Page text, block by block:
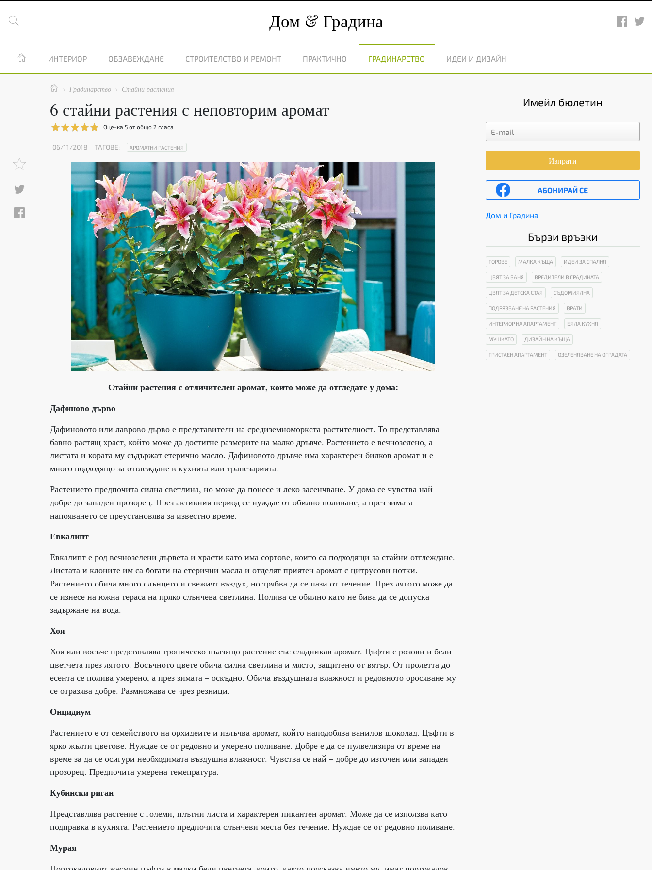
 Дом Градина
 ИНТЕРИОР ОБЗАВЕЖДАНЕ СТРОИТЕЛСТВО И РЕМОНТ ПРАКТИЧНО ГРАДИНАРСТВО ИДЕИ И ДИЗАЙН
  Градинарство  Стайни растения
6 стайни растения с неповторим аромат
Оценка 5от общо 2 гласа
06/11/2018 ТАГОВЕ: АРОМАТНИ РАСТЕНИЯ
Стайни растения с отличителен аромат, които може да отгледате у дома:
Дафиново дърво
Дафиновото или лаврово дърво е представителн на средиземноморкста растителност. То представлява
бавно растящ храст, който може да достигне размерите на малко дръвче. Растението е вечнозелено, а
листата и кората му съдържат етерично масло. Дафиновото дръвче има характерен билков аромат и е
много подходящо за отглеждане в кухнята или трапезарията.
Растението предпочита силна светлина, но може да понесе и леко засенчване. У дома се чувства най –
добре до западен прозорец. През активния период се нуждае от обилно поливане, а през зимата
напояването се преустановява за известно време.
Евкалипт
Евкалипт е род вечнозелени дървета и храсти като има сортове, които са подходящи за стайни отглеждане.
Листата и клоните им са богати на етерични масла и отделят приятен аромат с цитрусови нотки.
Растението обича много слънцето и свежият въздух, но трябва да се пази от течение. През лятото може да
се изнесе на южна тераса на пряко слънчева светлина. Полива се обилно като не бива да се допуска
задържане на вода.
Хоя
Хоя или восъче представлява тропическо пълзящо растение със сладникав аромат. Цъфти с розови и бели
цветчета през лятото. Восъчното цвете обича силна светлина и място, защитено от вятър. От пролетта до
есента се полива умерено, а през зимата – оскъдно. Обича въздушната влажност и редовното оросяване му
се отразява добре. Размножава се чрез резници.
Онцидиум
Растението е от семейството на орхидеите и излъчва аромат, който наподобява ванилов шоколад. Цъфти в
ярко жълти цветове. Нуждае се от редовно и умерено поливане. Добре е да се пулвелизира от време на
време за да се осигури необходимата въздушна влажност. Чувства се най – добре до източен или западен
прозорец. Предпочита умерена темепратура.
Кубински риган
Представлява растение с големи, плътни листа и характерен пикантен аромат. Може да се използва като
подправка в кухнята. Растението предпочита слънчеви места без течение. Нуждае се от редовно поливане.
Мурая
Имейл бюлетин
Изпрати
АБОНИРАЙ СЕ
Дом и Градина
Бързи връзки
ТОРОВЕ МАЛКА КЪЩА ИДЕИ ЗА СПАЛНЯ
ЦВЯТ ЗА БАНЯ ВРЕДИТЕЛИ В ГРАДИНАТА
ЦВЯТ ЗА ДЕТСКА СТАЯ СЪДОМИЯЛНА
ПОДРЯЗВАНЕ НА РАСТЕНИЯ ВРАТИ
ИНТЕРИОР НА АПАРТАМЕНТ БЯЛА КУХНЯ
МУШКАТО ДИЗАЙН НА КЪЩА
ТРИСТАЕН АПАРТАМЕНТ ОЗЕЛЕНЯВАНЕ НА ОГРАДАТА